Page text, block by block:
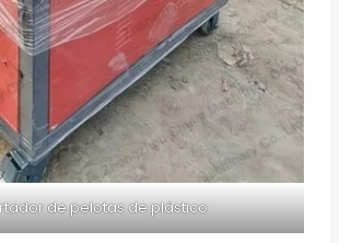
de pelotas de plástico